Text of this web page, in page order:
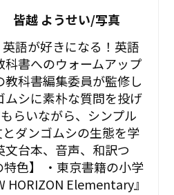
皆越 ようせい/写真
語が好きになる！英語
科書へのウォームアップ
科書編集委員が監修し
ムシに素朴な質問を投げ
らいながら、シンプル
ダンゴムシの生態を学
台本、音声、和訳つ
特色】 ・東京書籍の小学
HORIZON Elementary』